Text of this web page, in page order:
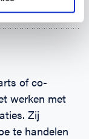
en voet
of co-
werken met
Zij
te handelen